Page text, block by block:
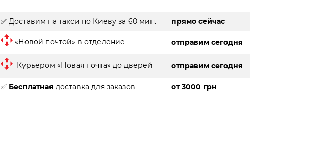
✅ Доставим на такси по Киеву за 60 мин. прямо сейчас
«Новой почтой» в отделение отправим сегодня
Курьером «Новая почта» до дверей отправим сегодня
✅ Бесплатная доставка для заказов от 3000 грн